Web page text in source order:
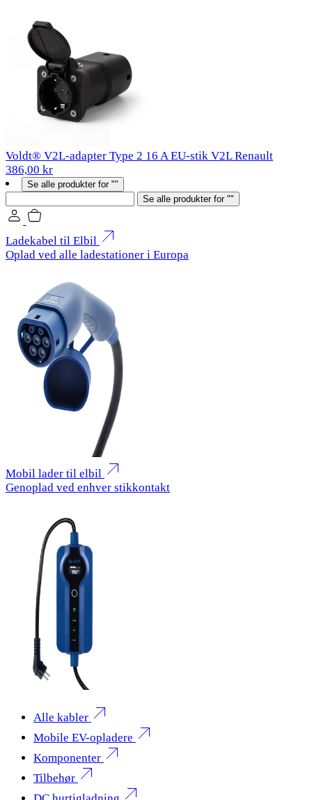
Voldt® V2L-adapter Type 2 16 A EU-stik V2L Renault
386,00 kr
Se alle produkter for ""
Se alle produkter for ""
Ladekabel til Elbil
Oplad ved alle ladestationer i Europa
Mobil lader til elbil
Genoplad ved enhver stikkontakt
Alle kabler
Mobile EV-opladere
Komponenter
Tilbehør